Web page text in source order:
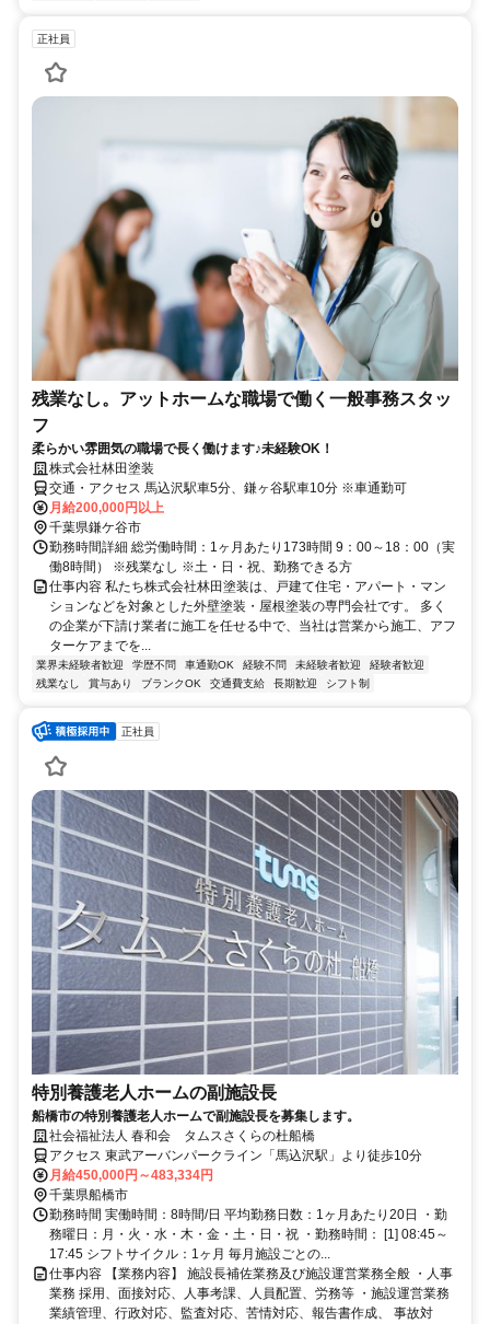
正社員
残業なし。アットホームな職場で働く一般事務スタッ
フ
柔らかい雰囲気の職場で長く働けます♪未経験OK！
株式会社林田塗装
交通・アクセス 馬込沢駅車5分、鎌ヶ谷駅車10分 ※車通勤可
月給200,000円以上
千葉県鎌ケ谷市
勤務時間詳細 総労働時間：1ヶ月あたり173時間 9：00～18：00（実
働8時間） ※残業なし ※土・日・祝、勤務できる方
仕事内容 私たち株式会社林田塗装は、戸建て住宅・アパート・マン
ションなどを対象とした外壁塗装・屋根塗装の専門会社です。 多く
の企業が下請け業者に施工を任せる中で、当社は営業から施工、アフ
ターケアまでを...
業界未経験者歓迎 学歴不問 車通勤OK 経験不問 未経験者歓迎
経験者歓迎
残業なし
賞与あり ブランクOK 交通費支給 長期歓迎 シフト制
正社員
特別養護老人ホームの副施設長
船橋市の特別養護老人ホームで副施設長を募集します。
社会福祉法人 春和会 タムスさくらの杜船橋
アクセス 東武アーバンパークライン「馬込沢駅」より徒歩10分
月給450,000円～483,334円
千葉県船橋市
勤務時間 実働時間：8時間/日 平均勤務日数：1ヶ月あたり20日 ・勤
務曜日：月・火・水・木・金・土・日・祝 ・勤務時間： [1] 08:45～
17:45 シフトサイクル：1ヶ月 毎月施設ごとの...
仕事内容 【業務内容】 施設長補佐業務及び施設運営業務全般 ・人事
業務 採用、面接対応、人事考課、人員配置、労務等 ・施設運営業務
業績管理、行政対応、監査対応、苦情対応、報告書作成、 事故対